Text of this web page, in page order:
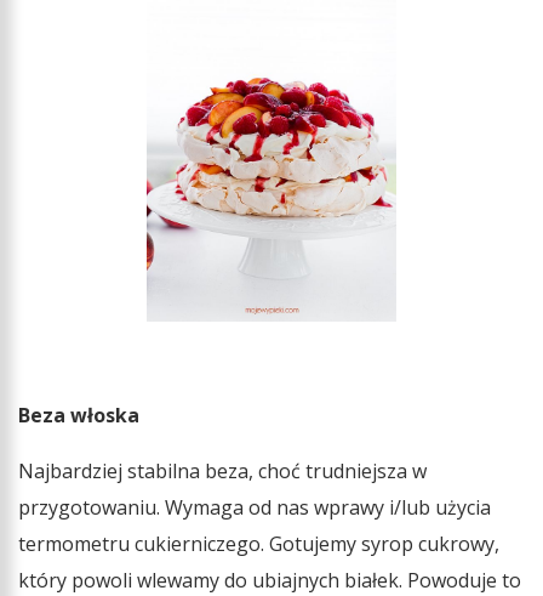
Beza włoska
Najbardziej stabilna beza, choć trudniejsza w
przygotowaniu. Wymaga od nas wprawy i/lub użycia
termometru cukierniczego. Gotujemy syrop cukrowy,
który powoli wlewamy do ubiajnych białek. Powoduje to